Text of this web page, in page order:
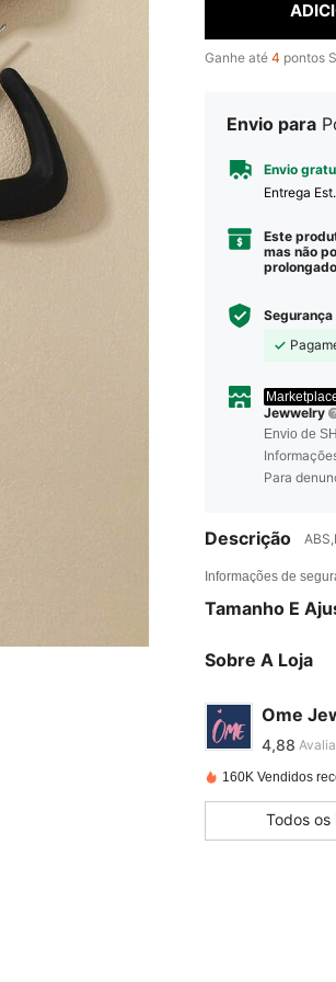
Ganhe até 4 pontos
Envio para
Envio
Entrega
Este
mas não
Jewwelry
Envio de
Para
Descrição
Informações de
Tamanho E
Sobre A Loja
Ome
4,88
4,88
4,88
160K Vendidos
Todos os